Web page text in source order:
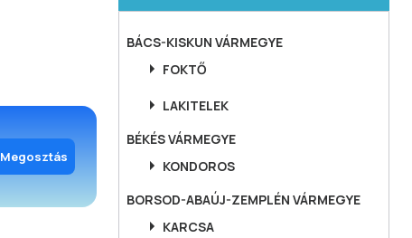
Megosztás
BÁCS-KISKUN VÁRMEGYE
FOKTŐ
LAKITELEK
BÉKÉSVÁRMEGYE
KONDOROS
BORSOD-ABAÚJ-ZEMPLÉN VÁRMEGYE
KARCSA